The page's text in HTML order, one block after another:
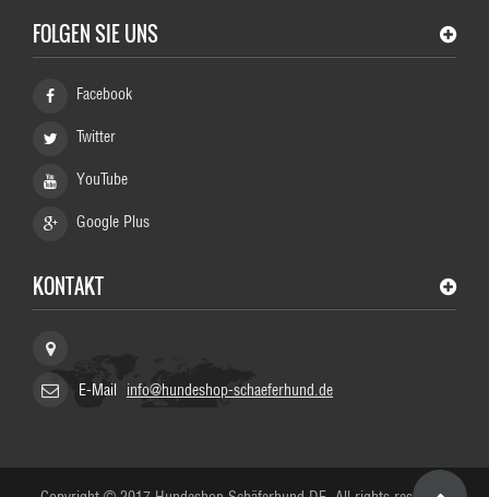
FOLGEN SIE UNS
Facebook
Twitter
YouTube
Google Plus
KONTAKT
E-Mail info@hundeshop-schaeferhund.de